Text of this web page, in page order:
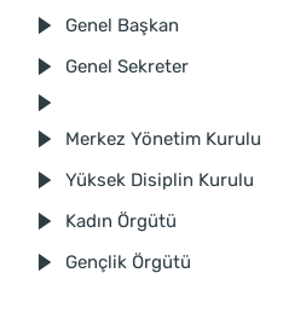
Genel Başkan
Genel Sekreter
Merkez Yönetim Kurulu
Yüksek Disiplin Kurulu
Kadın Örgütü
Gençlik Örgütü